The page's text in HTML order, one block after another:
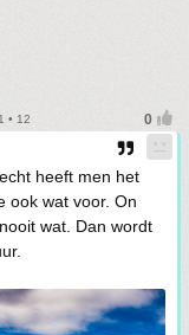
• 12
heeft men het
ook wat voor. On
wat. Dan wordt